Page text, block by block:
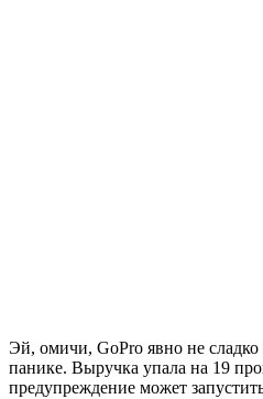
Эй, омичи, GoPro явно не
панике. Выручка упала на 19
предупреждение может